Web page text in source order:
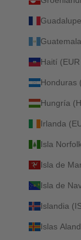
Haití
Honduras
Hungría
Irlanda
Isla
Isla de
Isla de
Islandia
Islas